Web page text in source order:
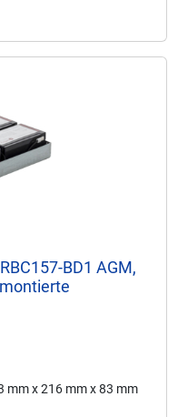
BD1 AGM,
mm x 216 mm x 83 mm